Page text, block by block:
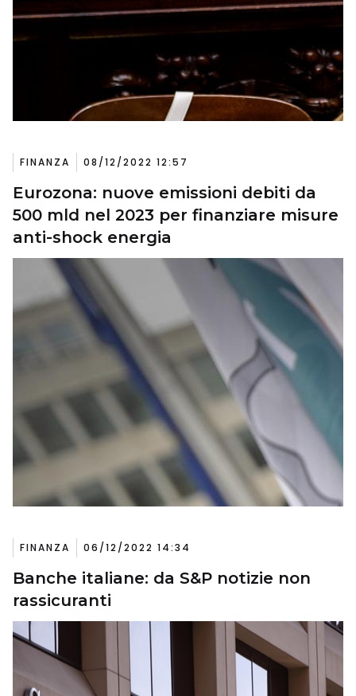
FINANZA 08/12/2022 12:57
Eurozona: nuove emissioni debiti da
500 mld nel 2023 per finanziare misure
anti-shock energia
FINANZA 06/12/2022 14:34
Banche italiane: da S&P notizie non
rassicuranti